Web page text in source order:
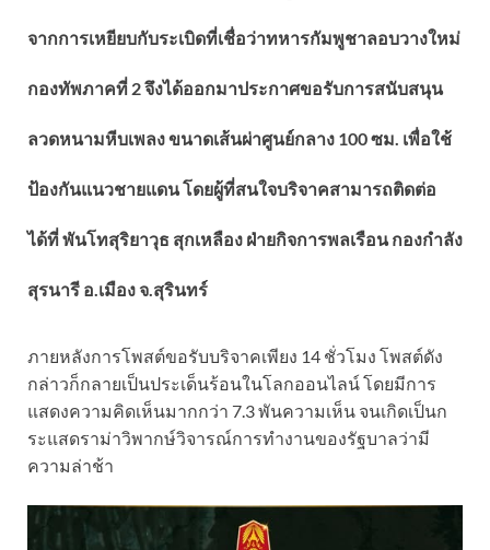
จากการเหยียบกับระเบิดที่เชื่อว่าทหารกัมพูชาลอบวางใหม่
กองทัพภาคที่ 2 จึงได้ออกมาประกาศขอรับการสนับสนุน
ลวดหนามหีบเพลง ขนาดเส้นผ่าศูนย์กลาง 100 ซม. เพื่อใช้
ป้องกันแนวชายแดน โดยผู้ที่สนใจบริจาคสามารถติดต่อ
ได้ที่ พันโทสุริยาวุธ สุกเหลือง ฝ่ายกิจการพลเรือน กองกำลัง
สุรนารี อ.เมือง จ.สุรินทร์
ภายหลังการโพสต์ขอรับบริจาคเพียง 14 ชั่วโมง โพสต์ดัง
กล่าวก็กลายเป็นประเด็นร้อนในโลกออนไลน์ โดยมีการ
แสดงความคิดเห็นมากกว่า 7.3 พันความเห็น จนเกิดเป็นก
ระแสดราม่าวิพากษ์วิจารณ์การทำงานของรัฐบาลว่ามี
ความล่าช้า